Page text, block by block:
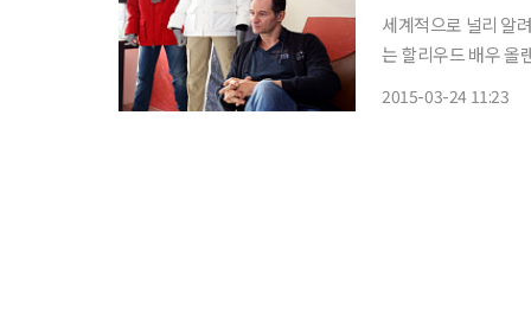
세계적으로 널리 알
는 할리우드 배우 올랜
2015-03-24 11:23